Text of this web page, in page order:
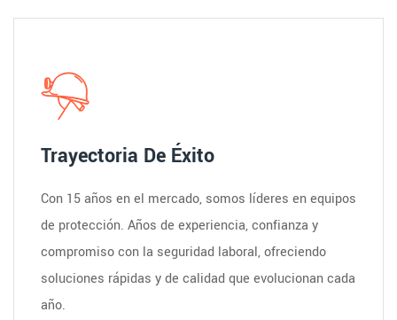
Trayectoria De Éxito
Con 15 años en el mercado, somos líderes en equipos
de protección. Años de experiencia, confianza y
compromiso con la seguridad laboral, ofreciendo
soluciones rápidas y de calidad que evolucionan cada
año.